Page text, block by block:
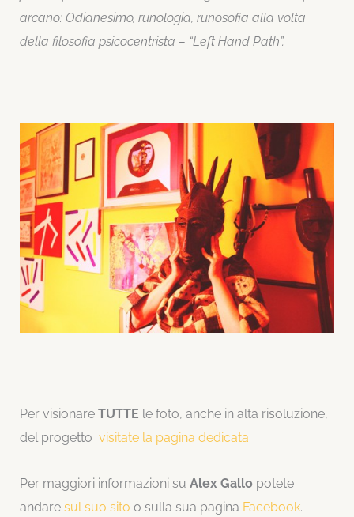
arcano: Odianesimo, runologia, runosofia alla volta
della filosofia psicocentrista – “Left Hand Path”.
Per visionare TUTTE le foto, anche in alta risoluzione,
del progetto visitate la pagina dedicata.
Per maggiori informazioni su Alex Gallo potete
andare sul suo sito o sulla sua pagina Facebook.